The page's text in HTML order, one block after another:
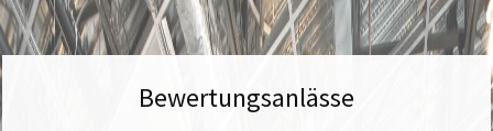
Bewertungsanlässe